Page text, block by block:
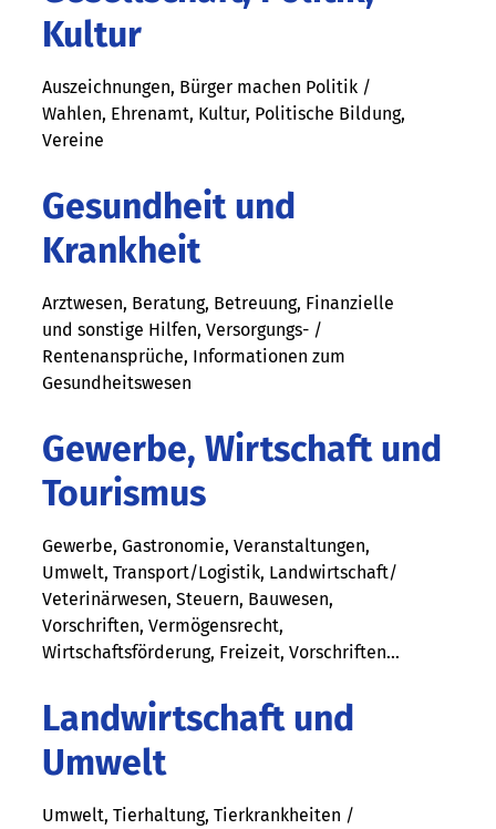
Kultur
Auszeichnungen, Bürger machen Politik /
Wahlen, Ehrenamt, Kultur, Politische Bildung,
Vereine
Gesundheit und
Krankheit
Arztwesen, Beratung, Betreuung, Finanzielle
und sonstige Hilfen, Versorgungs- /
Rentenansprüche, Informationen zum
Gesundheitswesen
Gewerbe, Wirtschaft und
Tourismus
Gewerbe, Gastronomie, Veranstaltungen,
Umwelt, Transport/Logistik, Landwirtschaft/
Veterinärwesen, Steuern, Bauwesen,
Vorschriften, Vermögensrecht,
Wirtschaftsförderung, Freizeit, Vorschriften...
Landwirtschaft und
Umwelt
Umwelt, Tierhaltung, Tierkrankheiten /